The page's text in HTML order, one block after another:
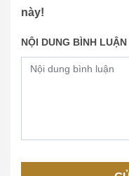
này!
NỘI DUNG BÌNH LUẬN